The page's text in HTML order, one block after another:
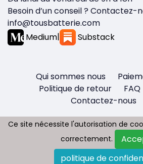
Besoin d’un conseil ? Contactez-
info@tousbatterie.com
Medium| Substack
Qui sommes nous
Politique de retour
FAQ
Contactez-nous
Copyright © 2026 - Tous
Ce site nécessite l'autorisation de
correctement.
politique de
Ce site nécessite l'autorisation de
correctement.
politique de